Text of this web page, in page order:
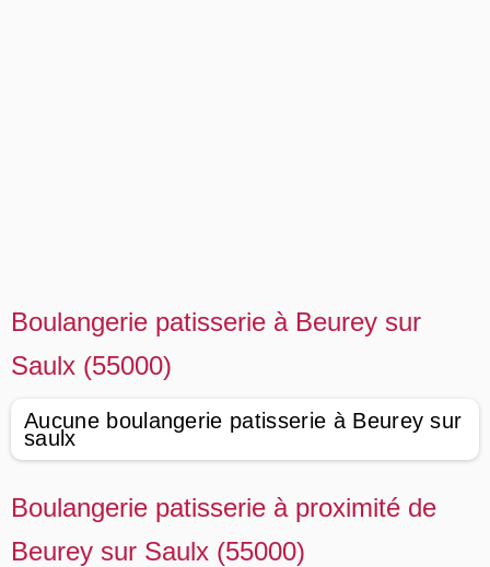
Boulangerie patisserie à Beurey sur
Saulx (55000)
Aucune boulangerie patisserie à Beurey sur
saulx
Boulangerie patisserie à proximité de
Beurey sur Saulx (55000)